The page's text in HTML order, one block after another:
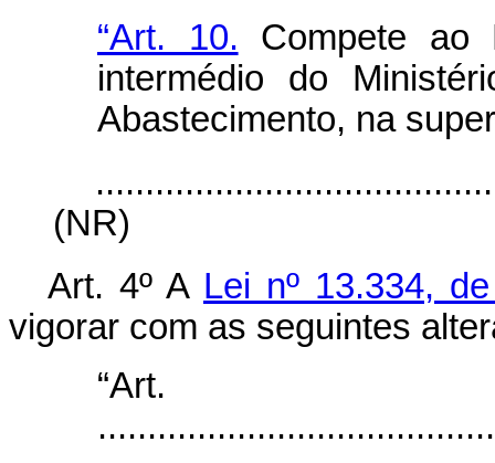
“Art. 10. Compete ao
intermédio do
Abastecimento, na
(NR)
Art. 4º A Lei nº 13.334,
vigorar com as seguintes